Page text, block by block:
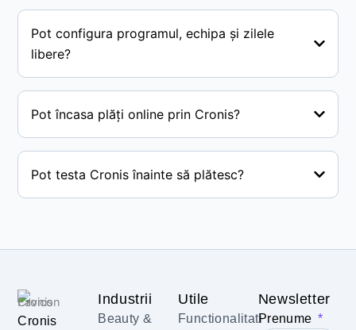
Pot configura programul, echipa și zilele
libere?
Pot încasa plăți online prin Cronis?
Pot testa Cronis înainte să plătesc?
Cronis
Industrii
Beauty &
Utile
Functionalitati
Newsletter
Prenume